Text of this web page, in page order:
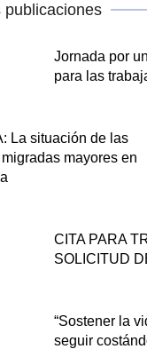
publicaciones
Jornada por
para las
La situación de las
mayores en
CITA PARA
SOLICITUD
“Sostener la
seguir